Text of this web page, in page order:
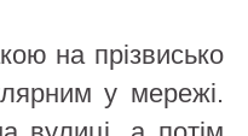
на прізвисько
у мережі.